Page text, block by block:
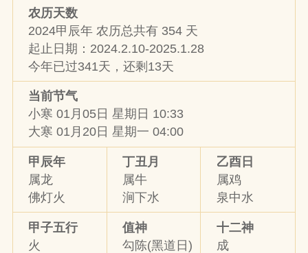
农历天数
2024甲辰年 农历总共有 354 天
起止日期：2024.2.10-2025.1.28
今年已过341天，还剩13天
当前节气
小寒 01月05日 星期日 10:33
大寒 01月20日 星期一 04:00
甲辰年
属龙
佛灯火
丁丑月
属牛
涧下水
乙酉日
属鸡
泉中水
甲子五行
火
值神
勾陈(黑道日)
十二神
成